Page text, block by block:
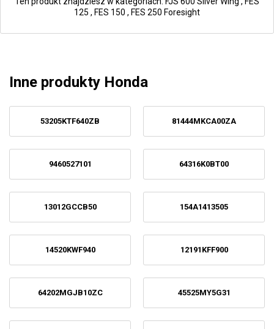
125 , FES 150 , FES 250 Foresight
Inne produkty Honda
53205KTF640ZB 81444MKCA00ZA
9460527101 64316K0BT00
13012GCCB50 154A1413505
14520KWF940 12191KFF900
64202MGJB10ZC 45525MY5G31